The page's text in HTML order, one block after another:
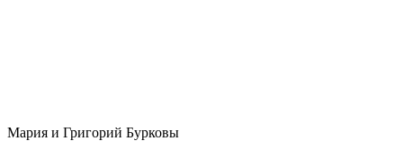
Мария и Григорий Бурковы